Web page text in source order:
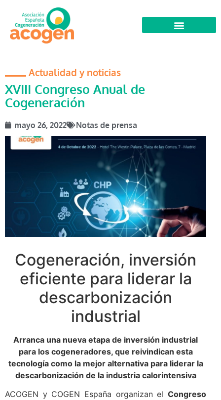
Actualidad y noticias
XVIII Congreso Anual de
Cogeneración
mayo 26, 2022 Notas de prensa
Cogeneración, inversión
eficiente para liderar la
descarbonización
industrial
Arranca una nueva etapa de inversión industrial
para los cogeneradores, que reivindican esta
tecnología como la mejor alternativa para liderar la
descarbonización de la industria calorintensiva
ACOGEN y COGEN España organizan el Congreso